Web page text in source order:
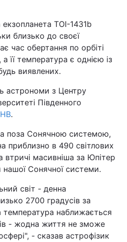
TOI-1431b
близько до своєї
час обертання по орбіті
її температура є однією із
виявлених.
астрономи з Центру
Південного
НВ.
поза Сонячною системою,
приблизно в 490 світлових
втричі масивніша за Юпітер
нашої Сонячної системи.
світ - денна
2700 градусів за
температура наближається
- жодна життя не зможе
- сказав астрофізик